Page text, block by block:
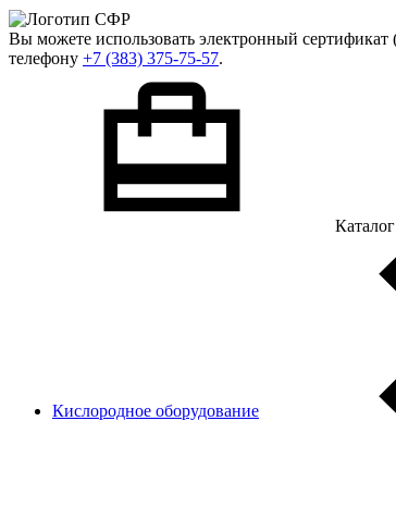
Вы можете использовать электронный сертификат
телефону +7 (383) 375-75-57.
Кислородное оборудование